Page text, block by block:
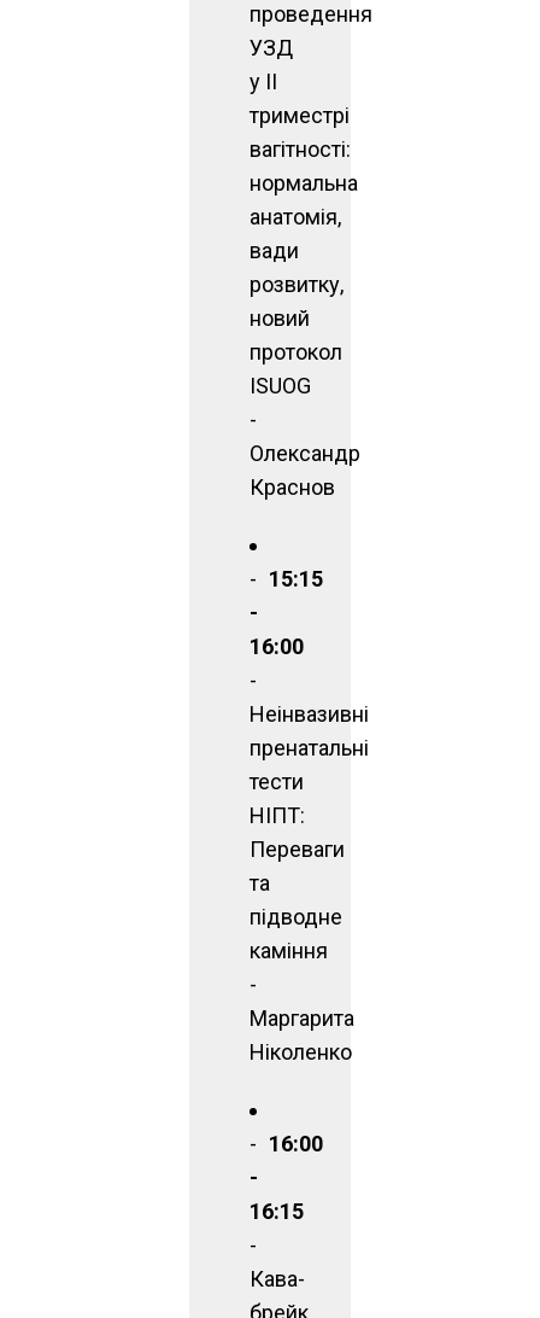
проведення
УЗД
у ІІ
триместрі
вагітності:
нормальна
анатомія,
вади
розвитку,
новий
протокол
ISUOG
-
Олександр
Краснов
15:15
-
16:00
-
Неінвазивні
пренатальні
тести
НІПТ:
Переваги
та
підводне
каміння
-
Маргарита
Ніколенко
16:00
-
16:15
-
Кава-
брейк